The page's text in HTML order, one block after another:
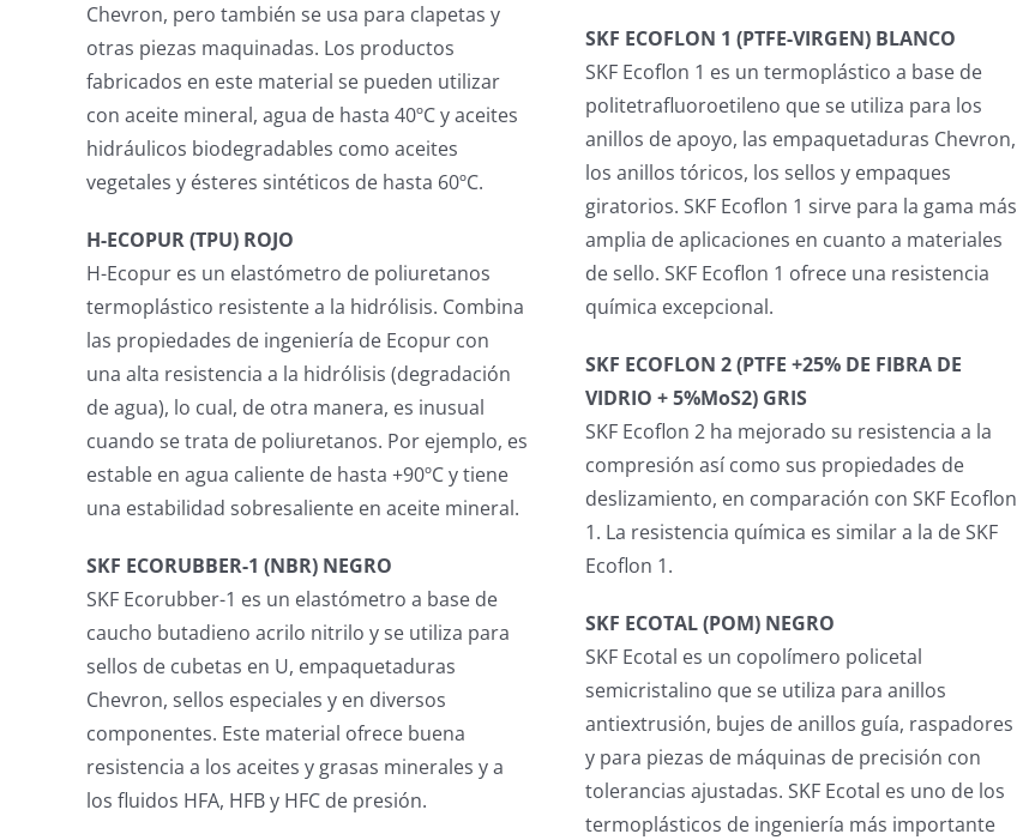
Chevron, pero también se usa para clapetas y
otras piezas maquinadas. Los productos
fabricados en este material se pueden utilizar
con aceite mineral, agua de hasta 40ºC y aceites
hidráulicos biodegradables como aceites
vegetales y ésteres sintéticos de hasta 60ºC.
H-ECOPUR (TPU) ROJO
H-Ecopur es un elastómetro de poliuretanos
termoplástico resistente a la hidrólisis. Combina
las propiedades de ingeniería de Ecopur con
una alta resistencia a la hidrólisis (degradación
de agua), lo cual, de otra manera, es inusual
cuando se trata de poliuretanos. Por ejemplo, es
estable en agua caliente de hasta +90ºC y tiene
una estabilidad sobresaliente en aceite mineral.
SKF ECORUBBER-1 (NBR) NEGRO
SKF Ecorubber-1 es un elastómetro a base de
caucho butadieno acrilo nitrilo y se utiliza para
sellos de cubetas en U, empaquetaduras
Chevron, sellos especiales y en diversos
componentes. Este material ofrece buena
resistencia a los aceites y grasas minerales y a
los fluidos HFA, HFB y HFC de presión.
SKF ECOFLON 1 (PTFE-VIRGEN) BLANCO
SKF Ecoflon 1 es un termoplástico a base de
politetrafluoroetileno que se utiliza para los
anillos de apoyo, las empaquetaduras Chevron,
los anillos tóricos, los sellos y empaques
giratorios. SKF Ecoflon 1 sirve para la gama más
amplia de aplicaciones en cuanto a materiales
de sello. SKF Ecoflon 1 ofrece una resistencia
química excepcional.
SKF ECOFLON 2 (PTFE +25% DE FIBRA DE
VIDRIO + 5%MoS2) GRIS
SKF Ecoflon 2 ha mejorado su resistencia a la
compresión así como sus propiedades de
deslizamiento, en comparación con SKF Ecoflon
1. La resistencia química es similar a la de SKF
Ecoflon 1.
SKF ECOTAL (POM) NEGRO
SKF Ecotal es un copolímero policetal
semicristalino que se utiliza para anillos
antiextrusión, bujes de anillos guía, raspadores
y para piezas de máquinas de precisión con
tolerancias ajustadas. SKF Ecotal es uno de los
termoplásticos de ingeniería más importante